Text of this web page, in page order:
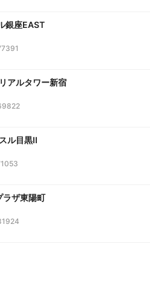
銀座EAST
アルタワー新宿
ル目黒II
ラザ東陽町